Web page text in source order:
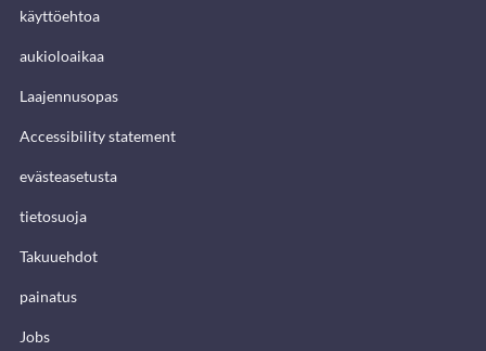
käyttöehtoa
aukioloaikaa
Laajennusopas
Accessibility statement
evästeasetusta
tietosuoja
Takuuehdot
painatus
Jobs